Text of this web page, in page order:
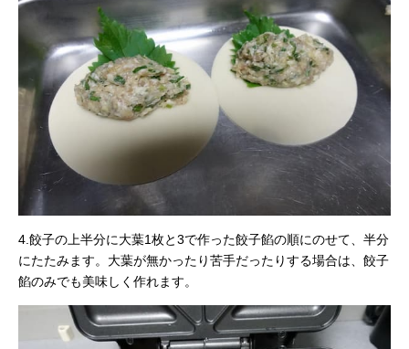
4.餃子の上半分に大葉1枚と3で作った餃子餡の順にのせて、半分
にたたみます。大葉が無かったり苦手だったりする場合は、餃子
餡のみでも美味しく作れます。